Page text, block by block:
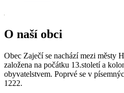
O naší obci
Obec Zaječí se nachází mezi městy
založena na počátku 13.století a
obyvatelstvem. Poprvé se v
1222.